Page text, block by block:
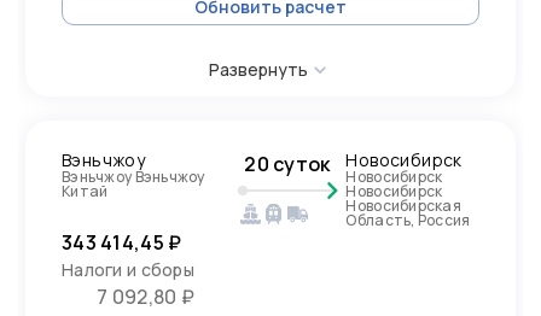
Обновить расчет
Развернуть
Вэньчжоу
Вэньчжоу Вэньчжоу
Китай
20 суток Новосибирск
Новосибирск
Новосибирск
Новосибирская
Область, Россия
343 414,45 ₽
Налоги и сборы
7 092,80 ₽